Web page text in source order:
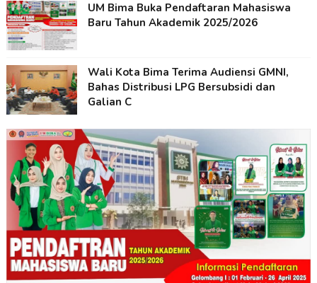
UM Bima Buka Pendaftaran Mahasiswa
Baru Tahun Akademik 2025/2026
Wali Kota Bima Terima Audiensi GMNI,
Bahas Distribusi LPG Bersubsidi dan
Galian C